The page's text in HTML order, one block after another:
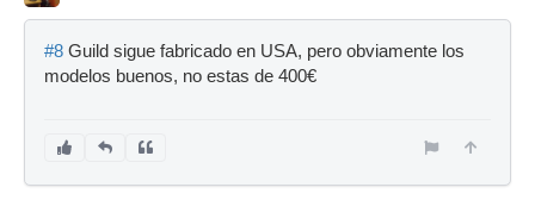
#8 Guild sigue fabricado en USA, pero obviamente los
modelos buenos, no estas de 400€